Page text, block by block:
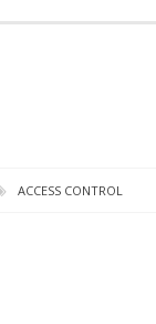
ACCESS CONTROL